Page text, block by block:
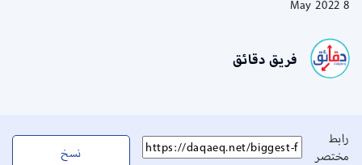
8 May 2022
فريق دقائق
رابط
مختصر
نسخ